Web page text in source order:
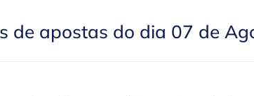
de apostas do dia 07 de